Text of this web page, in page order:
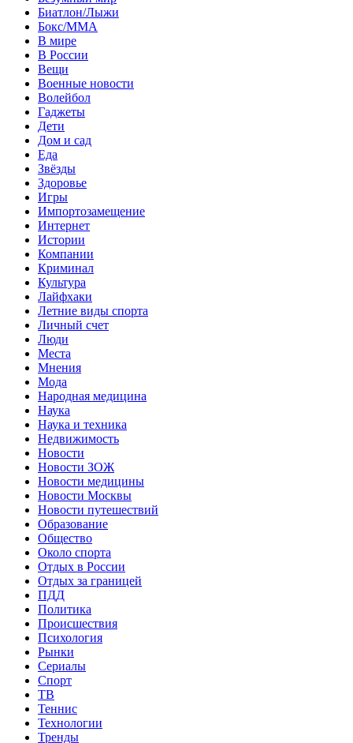
Биатлон/Лыжи
Бокс/MMA
В мире
В России
Вещи
Военные новости
Волейбол
Гаджеты
Дети
Дом и сад
Еда
Звёзды
Здоровье
Игры
Импортозамещение
Интернет
Истории
Компании
Криминал
Культура
Лайфхаки
Летние виды спорта
Личный счет
Люди
Места
Мнения
Мода
Народная медицина
Наука
Наука и техника
Недвижимость
Новости
Новости ЗОЖ
Новости медицины
Новости Москвы
Новости путешествий
Образование
Общество
Около спорта
Отдых в России
Отдых за границей
ПДД
Политика
Происшествия
Психология
Рынки
Сериалы
Спорт
ТВ
Теннис
Технологии
Тренды